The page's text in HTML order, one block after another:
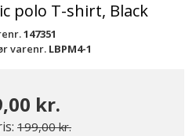
polo T-shirt, Black
147351
varenr. LBPM4-1
kr.
Pris nedsat fra
199,00 kr.til